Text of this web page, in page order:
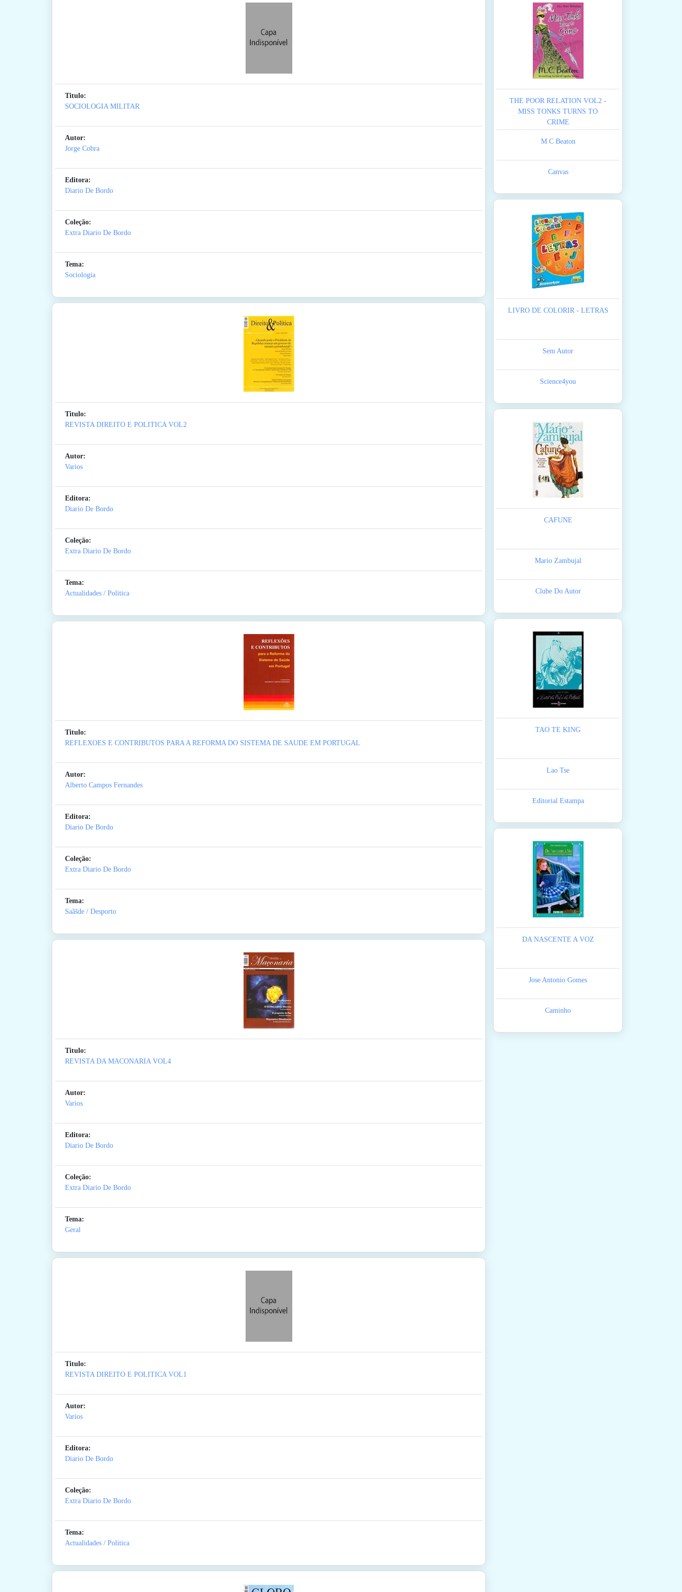
Titulo:
SOCIOLOGIA MILITAR
Autor:
Jorge Cobra
Editora:
Diario De Bordo
Coleção:
Extra Diario De Bordo
Tema:
Sociologia
Titulo:
REVISTA DIREITO E POLITICA VOL2
Autor:
Varios
Editora:
Diario De Bordo
Coleção:
Extra Diario De Bordo
Tema:
Actualidades / Politica
Titulo:
REFLEXOES E CONTRIBUTOS PARA A REFORMA DO SISTEMA DE SAUDE EM PORTUGAL
Autor:
Alberto Campos Fernandes
Editora:
Diario De Bordo
Coleção:
Extra Diario De Bordo
Tema:
Saãšde / Desporto
Titulo:
REVISTA DA MACONARIA VOL4
Autor:
Varios
Editora:
Diario De Bordo
Coleção:
Extra Diario De Bordo
Tema:
Geral
Titulo:
REVISTA DIREITO E POLITICA VOL1
Autor:
Varios
Editora:
Diario De Bordo
Coleção:
Extra Diario De Bordo
Tema:
Actualidades / Politica
THE POOR RELATION VOL2 -
MISS TONKS TURNS TO
CRIME
M C Beaton
Canvas
LIVRO DE COLORIR - LETRAS
Sem Autor
Science4you
CAFUNE
Mario Zambujal
Clube Do Autor
TAO TE KING
Lao Tse
Editorial Estampa
DA NASCENTE A VOZ
Jose Antonio Gomes
Caminho